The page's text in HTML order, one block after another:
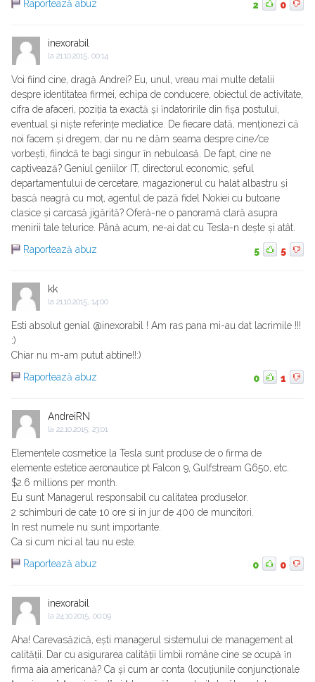
Raportează abuz
2 0
inexorabil
la 21.10.2015, 00:14
Voi fiind cine, dragă Andrei? Eu, unul, vreau mai multe detalii
despre identitatea firmei, echipa de conducere, obiectul de activitate,
cifra de afaceri, poziția ta exactă și ȋndatoririle din fișa postului,
eventual și niște referințe mediatice. De fiecare dată, menționezi că
noi facem și dregem, dar nu ne dăm seama despre cine/ce
vorbești, fiindcă te bagi singur ȋn nebuloasă. De fapt, cine ne
captivează? Geniul geniilor IT, directorul economic, șeful
departamentului de cercetare, magazionerul cu halat albastru și
bască neagră cu moț, agentul de pază fidel Nokiei cu butoane
clasice și carcasă jigărită? Oferă-ne o panoramă clară asupra
menirii tale telurice. Până acum, ne-ai dat cu Tesla-n dește și atât.
Raportează abuz
5 5
kk
la 21.10.2015, 14:00
Esti absolut genial @inexorabil ! Am ras pana mi-au dat lacrimile !!!
:)
Chiar nu m-am putut abtine!!:)
Raportează abuz
0 1
AndreiRN
la 22.10.2015, 23:01
Elementele cosmetice la Tesla sunt produse de o firma de
elemente estetice aeronautice pt Falcon 9, Gulfstream G650, etc.
$2.6 millions per month.
Eu sunt Managerul responsabil cu calitatea produselor.
2 schimburi de cate 10 ore si in jur de 400 de muncitori.
In rest numele nu sunt importante.
Ca si cum nici al tau nu este.
Raportează abuz
0 0
inexorabil
la 24.10.2015, 00:09
Aha! Carevasăzică, ești managerul sistemului de management al
calității. Dar cu asigurarea calității limbii române cine se ocupă ȋn
firma aia americană? Ca și cum ar conta (locuțiunile conjuncționale